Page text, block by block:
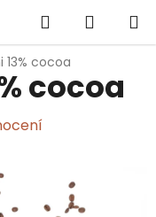
Hledat
KOŠÍK
13% cocoa
cocoa